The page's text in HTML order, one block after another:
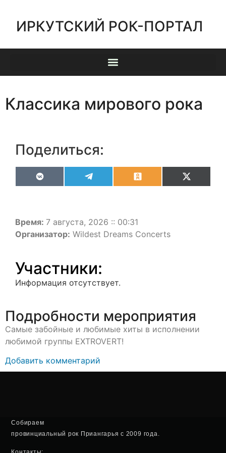
ИРКУТСКИЙ РОК-ПОРТАЛ
Классика мирового рока
Поделиться:
VK OdnoklassnikiX
(Twitter)
Время: 7 августа, 2026 :: 00:31
Организатор: Wildest Dreams Concerts
Участники:
Информация отсутствует.
Подробности мероприятия
Самые забойные и любимые хиты в исполнении
любимой группы EXTROVERT!
Добавить комментарий
Собираем
провинциальный рок Приангарья с 2009 года.